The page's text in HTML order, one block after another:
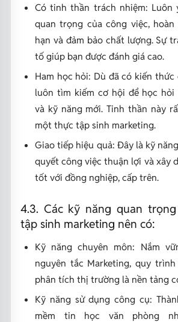
Có tinh thần trách nhiệm: Luôn
quan trọng của công việc,
hạn và đảm bảo chất lượng. Sự
tố giúp bạn được đánh giá cao.
Ham học hỏi: Dù đã có kiến thức
luôn tìm kiếm cơ hội để học hỏi
và kỹ năng mới. Tinh thần này
một thực tập sinh marketing.
Giao tiếp hiệu quả: Đây là kỹ
quyết công việc thuận lợi và xây
tốt với đồng nghiệp, cấp trên.
4.3. Các kỹ năng quan
tập sinh marketing nên có:
Kỹ năng chuyên môn: Nắm
nguyên tắc Marketing, quy
phân tích thị trường là nền tảng
Kỹ năng sử dụng công cụ:
mềm tin học văn phòng